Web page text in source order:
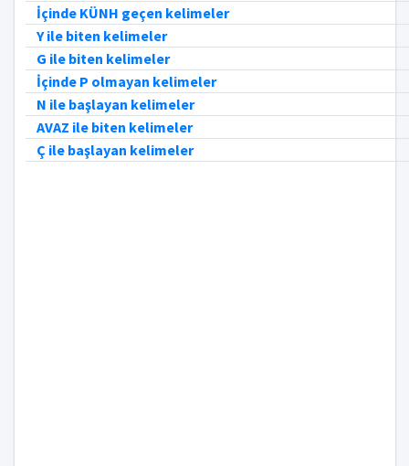
İçinde KÜNH geçen kelimeler
Y ile biten kelimeler
G ile biten kelimeler
İçinde P olmayan kelimeler
N ile başlayan kelimeler
AVAZ ile biten kelimeler
Ç ile başlayan kelimeler